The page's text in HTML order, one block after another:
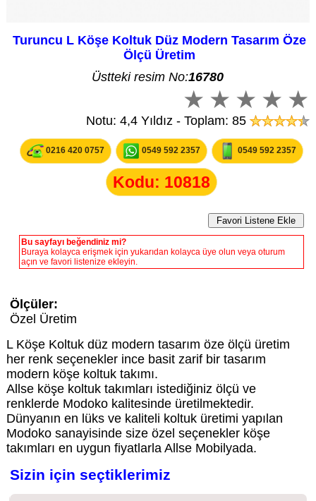
Turuncu L Köşe Koltuk Düz Modern Tasarım Öze
Ölçü Üretim
Üstteki resim No:16780
Notu: 4,4 Yıldız - Toplam: 85
0216 420 0757 0549 592 2357 0549 592 2357
Kodu: 10818
Bu sayfayı beğendiniz mi?
Buraya kolayca erişmek için yukarıdan kolayca üye olun veya oturum
açın ve favori listenize ekleyin.
Ölçüler:
Özel Üretim
L Köşe Koltuk düz modern tasarım öze ölçü üretim
her renk seçenekler ince basit zarif bir tasarım
modern köşe koltuk takımı.
Allse köşe koltuk takımları istediğiniz ölçü ve
renklerde Modoko kalitesinde üretilmektedir.
Dünyanın en lüks ve kaliteli koltuk üretimi yapılan
Modoko sanayisinde size özel seçenekler köşe
takımları en uygun fiyatlarla Allse Mobilyada.
Sizin için seçtiklerimiz